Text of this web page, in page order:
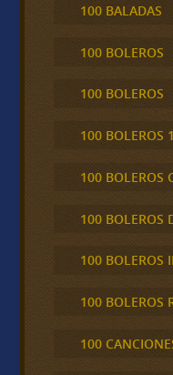
100 BALADAS
100 BOLEROS
100 BOLEROS
100 BOLEROS
100 BOLEROS
100 BOLEROS
100 BOLEROS
100 BOLEROS
100